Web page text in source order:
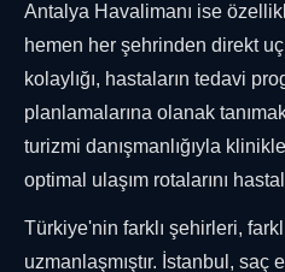
Antalya Havalimanı ise
hemen her şehrinden direkt
kolaylığı, hastaların tedavi
planlamalarına olanak
turizmi danışmanlığıyla
optimal ulaşım rotalarını
Türkiye'nin farklı şehirleri,
uzmanlaşmıştır. İstanbul, saç